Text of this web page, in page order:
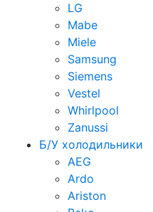
LG
Mabe
Miele
Samsung
Siemens
Vestel
Whirlpool
Zanussi
Б/У холодильники
AEG
Ardo
Ariston